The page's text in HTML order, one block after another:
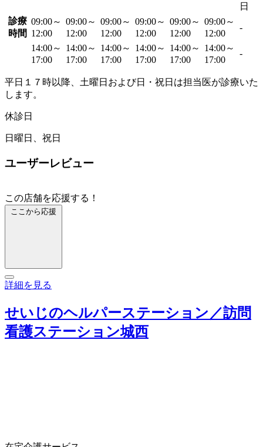
日
診療
時間
09:00～
12:00
09:00～
12:00
09:00～
12:00
09:00～
12:00
09:00～
12:00
09:00～
12:00
-
14:00～
17:00
14:00～
17:00
14:00～
17:00
14:00～
17:00
14:00～
17:00
14:00～
17:00
-
平日１７時以降、土曜日および日・祝日は担当医が診療いた
します。
休診日
日曜日、祝日
ユーザーレビュー
この店舗を応援する！
ここから応援
詳細を見る
せいじのヘルパーステーション／訪問
看護ステーション城西